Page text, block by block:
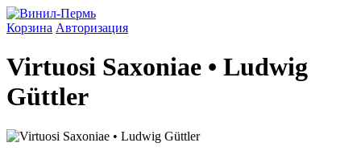
Корзина Авторизация
Virtuosi Saxoniae • Ludwig
Güttler